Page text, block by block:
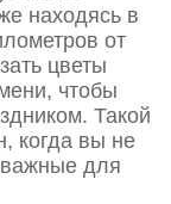
находясь в
от
цветы
чтобы
Такой
когда вы не
для